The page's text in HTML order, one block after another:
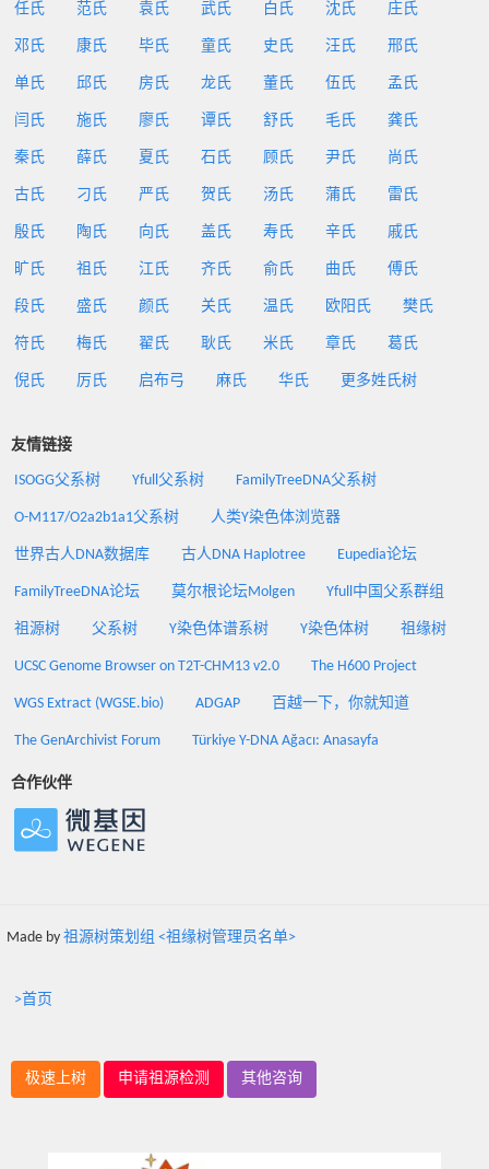
任氏 范氏 袁氏 武氏 白氏 沈氏 庄氏
邓氏 康氏 毕氏 童氏 史氏 汪氏 邢氏
单氏 邱氏 房氏 龙氏 董氏 伍氏 孟氏
闫氏 施氏 廖氏 谭氏 舒氏 毛氏 龚氏
秦氏 薛氏 夏氏 石氏 顾氏 尹氏 尚氏
古氏 刁氏 严氏 贺氏 汤氏 蒲氏 雷氏
殷氏 陶氏 向氏 盖氏 寿氏 辛氏 戚氏
旷氏 祖氏 江氏 齐氏 俞氏 曲氏 傅氏
段氏 盛氏 颜氏 关氏 温氏 欧阳氏 樊氏
符氏 梅氏 翟氏 耿氏 米氏 章氏 葛氏
倪氏 厉氏 启布弓 麻氏 华氏 更多姓氏树
友情链接
ISOGG父系树 Yfull父系树 FamilyTreeDNA父系树
O-M117/O2a2b1a1父系树 人类Y染色体浏览器
世界古人DNA数据库 古人DNA Haplotree Eupedia论坛
FamilyTreeDNA论坛 莫尔根论坛Molgen Yfull中国父系群组
祖源树 父系树 Y染色体谱系树 Y染色体树 祖缘树
UCSC Genome Browser on T2T-CHM13 v2.0 The H600 Project
WGS Extract (WGSE.bio) ADGAP 百越一下，你就知道
The GenArchivist Forum Türkiye Y-DNA Ağacı: Anasayfa
合作伙伴
Made by 祖源树策划组 <祖缘树管理员名单>
>首页
极速上树 申请祖源检测 其他咨询